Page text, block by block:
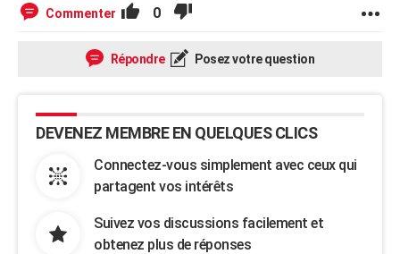
Dictionnaire
Biographies
Citations
Expressions
Proverbes
COPAINS D'AVANT
FORUM
Bricolage
Lifestyle
Culture
Television
Voyage
Commenter 0
Répondre Posez votre question
DEVENEZ MEMBRE EN QUELQUES CLICS
Connectez-vous simplement avec ceux qui
partagent vos intérêts
Suivez vos discussions facilement et
obtenez plus de réponses